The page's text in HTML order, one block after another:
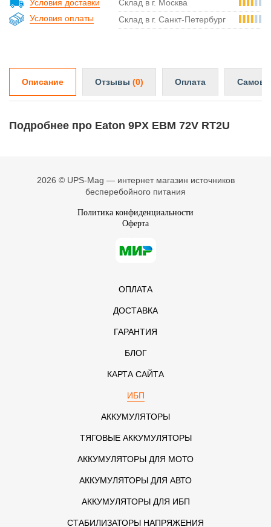
Условия доставки
Условия оплаты
Склад в г. Москва
Склад в г. Санкт-Петербург
Описание Отзывы (0) Оплата
Подробнее про Eaton 9PX EBM 72V RT2U
2026 © UPS-Mag — интернет магазин источников
бесперебойного питания
Политика конфиденциальности
Оферта
ОПЛАТА
ДОСТАВКА
ГАРАНТИЯ
БЛОГ
КАРТА САЙТА
ИБП
АККУМУЛЯТОРЫ
ТЯГОВЫЕ АККУМУЛЯТОРЫ
АККУМУЛЯТОРЫ ДЛЯ МОТО
АККУМУЛЯТОРЫ ДЛЯ АВТО
АККУМУЛЯТОРЫ ДЛЯ ИБП
СТАБИЛИЗАТОРЫ НАПРЯЖЕНИЯ